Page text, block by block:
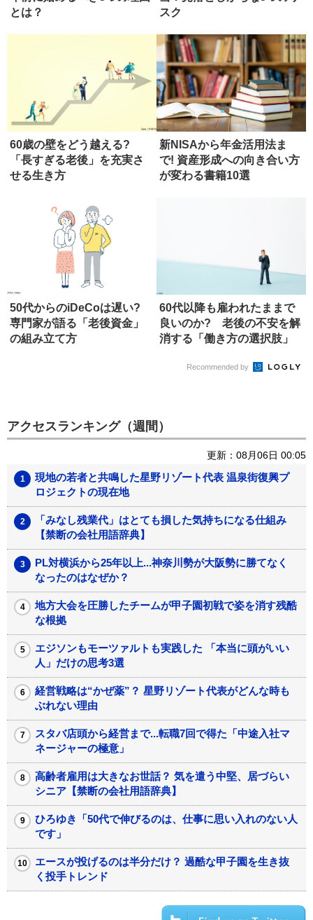
とは？
スク
60歳の壁をどう越える?
「長すぎる老後」を充実さ
せる生き方
新NISAから年金活用法ま
で! 資産形成への向き合い方
が変わる書籍10選
50代からのiDeCoは遅い?
専門家が語る「老後資金」
の組み立て方
60代以降も雇われたままで
良いのか? 老後の不安を解
消する「働き方の選択肢」
Recommended by
アクセスランキング（週間）
更新：08月06日 00:05
現地の若者と共鳴した星野リゾート代表 温泉街復興プ
ロジェクトの現在地
「みなし残業代」はとても損した気持ちになる仕組み
【禁断の会社用語辞典】
PL対横浜から25年以上...神奈川勢が大阪勢に勝てなく
なったのはなぜか？
地方大会を圧勝したチームが甲子園初戦で姿を消す残酷
な根拠
エジソンもモーツァルトも実践した 「本当に頭がいい
人」だけの思考3選
経営戦略は“かぜ薬”？ 星野リゾート代表がどんな時も
ぶれない理由
スタバ店頭から経営まで...転職7回で得た「中途入社マ
ネージャーの極意」
高齢者雇用は大きなお世話？ 気を遣う中堅、居づらい
シニア【禁断の会社用語辞典】
ひろゆき「50代で伸びるのは、仕事に思い入れのない人
です」
エースが投げるのは半分だけ？ 過酷な甲子園を生き抜
く投手トレンド